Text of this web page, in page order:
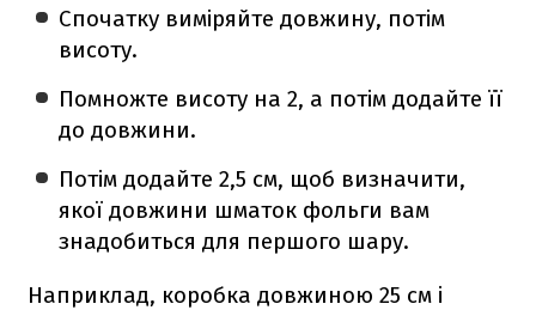
Спочатку виміряйте довжину, потім
висоту.
Помножте висоту на 2, а потім додайте її
до довжини.
Потім додайте 2,5 см, щоб визначити,
якої довжини шматок фольги вам
знадобиться для першого шару.
Наприклад, коробка довжиною 25 см і